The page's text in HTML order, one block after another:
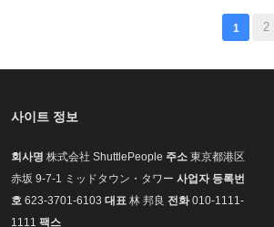
1 2
사이트 정보
회사명 株式会社 ShuttlePeople 주소 東京都港区
赤坂 9-7-1 ミッドタウン・タワー 사업자 등록번
호 623-3701-6103 대표 林 邦良 전화010-1111-
1111 팩스